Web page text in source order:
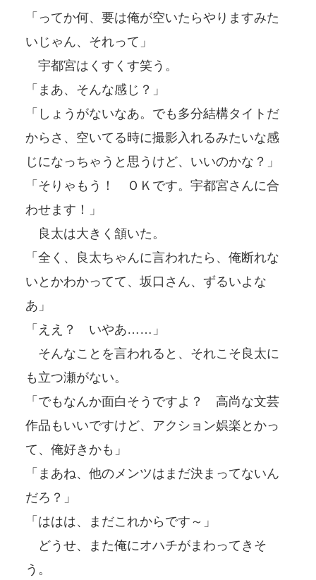
「ってか何、要は俺が空いたらやりますみた
いじゃん、それって」
宇都宮はくすくす笑う。
「まあ、そんな感じ？」
「しょうがないなあ。でも多分結構タイトだ
からさ、空いてる時に撮影入れるみたいな感
じになっちゃうと思うけど、いいのかな？」
「そりゃもう！ ＯＫです。宇都宮さんに合
わせます！」
良太は大きく頷いた。
「全く、良太ちゃんに言われたら、俺断れな
いとかわかってて、坂口さん、ずるいよな
あ」
「ええ？ いやあ……」
そんなことを言われると、それこそ良太に
も立つ瀬がない。
「でもなんか面白そうですよ？ 高尚な文芸
作品もいいですけど、アクション娯楽とかっ
て、俺好きかも」
「まあね、他のメンツはまだ決まってないん
だろ？」
「ははは、まだこれからです～」
どうせ、また俺にオハチがまわってきそ
う。